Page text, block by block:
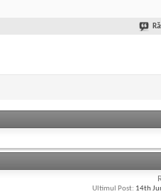
Ultimul Post: 14th